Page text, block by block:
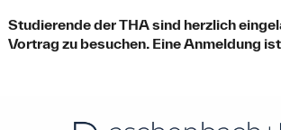
Studierende der THA sind herzlich
Vortrag zu besuchen. Eine Anmeldung